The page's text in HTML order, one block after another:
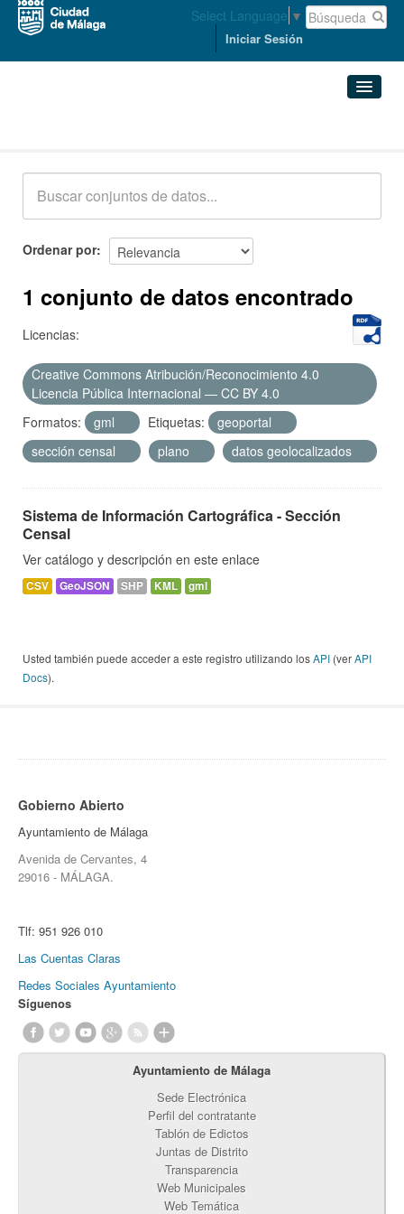
Select Language ▼
Iniciar Sesión
Acerca de
Ordenar por
1 conjunto de datos encontrado
Licencias:
Creative Commons Atribución/Reconocimiento 4.0
Licencia Pública Internacional — CC BY 4.0
Formatos:
gml Etiquetas:
geoportal
sección censal
plano datos geolocalizados
Sistema de Información Cartográfica - Sección
Censal
Ver catálogo y descripción en este enlace
CSV GeoJSON SHP KML gml
Usted también puede acceder a este registro utilizando losAPI (verAPI
Docs).
Gobierno Abierto
Ayuntamiento de Málaga
Avenida de Cervantes, 4
29016 - MÁLAGA.
Tlf: 951 926 010
Las Cuentas Claras
Redes Sociales Ayuntamiento
Síguenos
Ayuntamiento de Málaga
Sede Electrónica
Perfil del contratante
Tablón de Edictos
Juntas de Distrito
Transparencia
Web Municipales
Web Temática